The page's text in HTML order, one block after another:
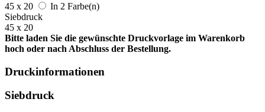
45 x 20
In 2 Farbe(n)
Siebdruck
45 x 20
Bitte laden Sie die gewünschte Druckvorlage im Warenkorb
hoch oder nach Abschluss der Bestellung.
Druckinformationen
Siebdruck